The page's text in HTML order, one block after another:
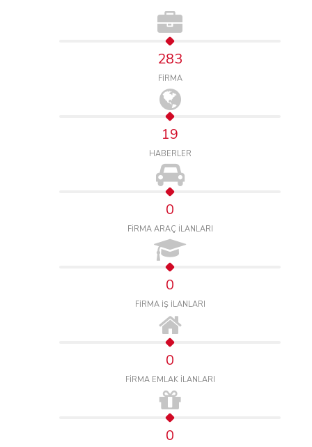
283
FİRMA
19
HABERLER
0
FİRMA ARAÇ İLANLARI
0
FİRMA İŞ İLANLARI
0
FİRMA EMLAK İLANLARI
0